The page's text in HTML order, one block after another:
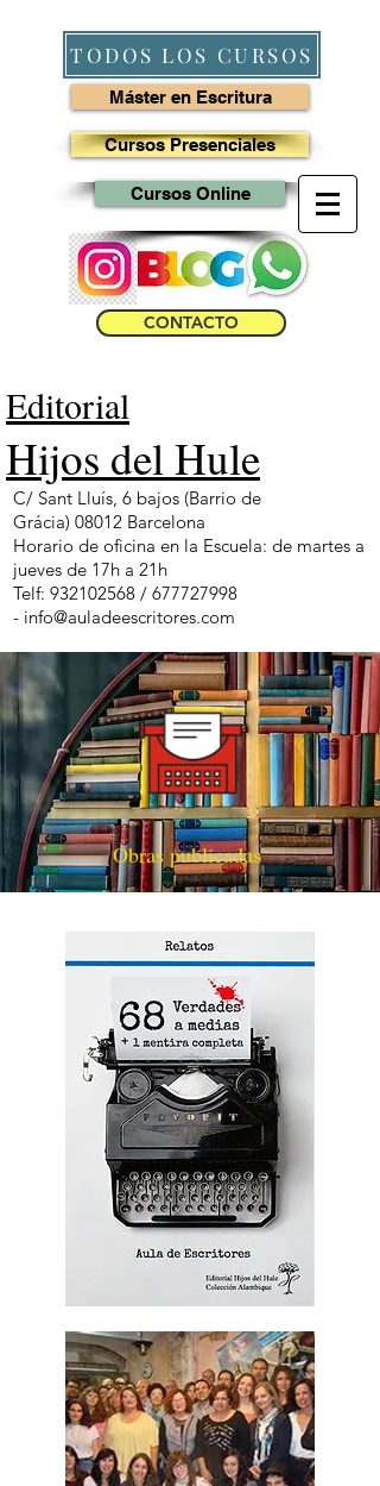
TODOS LOS CURSOS
Máster en Escritura
Cursos Presenciales
Cursos Online
CONTACTO
Editorial
Hijos del Hule
C/ Sant Lluís, 6 bajos (Barrio de
Grácia) 08012 Barcelona
Horario de oficina en la Escuela: de martes a
jueves de 17h a 21h
Telf: 932102568 / 677727998
- info@auladeescritores.com
Obras publicadas